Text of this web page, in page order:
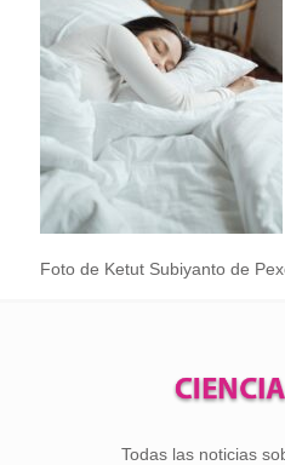
Foto de Ketut Subiyanto de
Todas las noticias